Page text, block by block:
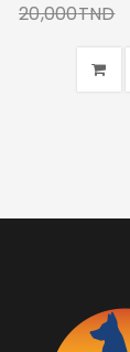
20,000TND